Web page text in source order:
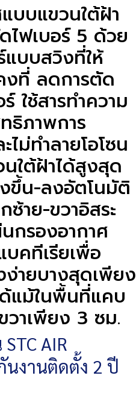
บบแขวนใต้ฝ้า
ไฟเบอร์ 5 ด้วย
แบบสวิงที่ให้
งที่ ลดการตัด
ใช้สารทำความ
ธิภาพการ
ไม่ทำลายโอโซน
ใต้ฝ้าได้สูงสุด
ขึ้น-ลงอัตโนมัติ
ซ้าย-ขวาอิสระ
กรองอากาศ
คทีเรียเพื่อ
ายบางสุดเพียง
แม้ในพื้นที่แคบ
วาเพียง 3 ซม.
AIR
นงานติดตั้ง 2 ปี